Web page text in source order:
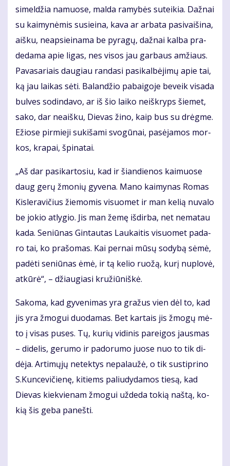
si­mel­džia na­muo­se, mal­da ra­my­bės su­tei­kia. Daž­nai
su kai­my­nė­mis su­si­ei­na, ka­va ar ar­ba­ta pa­si­vai­ši­na,
aiš­ku, neap­si­ei­na­ma be py­ra­gų, daž­nai kal­ba pra­
de­da­ma apie li­gas, nes vi­sos jau gar­baus am­žiaus.
Pa­va­sa­riais dau­giau ran­da­si pa­si­kal­bė­ji­mų apie tai,
ką jau lai­kas sė­ti. Ba­lan­džio pa­bai­go­je be­veik vi­sa­da
bul­ves so­din­da­vo, ar iš šio lai­ko ne­iš­kryps šie­met,
sa­ko, dar ne­aiš­ku, Die­vas ži­no, kaip bus su drėg­me.
Ežio­se pir­mie­ji su­ki­ša­mi svo­gū­nai, pa­sė­ja­mos mor­
kos, kra­pai, špi­na­tai.
„Aš dar pa­si­kar­to­siu, kad ir šian­die­nos kai­muo­se
daug ge­rų žmo­nių gy­ve­na. Ma­no kai­my­nas Ro­mas
Kis­le­ra­vi­čius žie­mo­mis vi­suo­met ir man ke­lią nu­va­lo
be jo­kio at­ly­gio. Jis man že­mę iš­dir­ba, net ne­ma­tau
ka­da. Se­niū­nas Gin­tau­tas Lau­kai­tis vi­suo­met pa­da­
ro tai, ko pra­šo­mas. Kai per­nai mū­sų so­dy­bą sė­mė,
pa­dė­ti se­niū­nas ėmė, ir tą ke­lio ruo­žą, ku­rį nu­plo­vė,
at­kū­rė“, – džiau­gia­si kru­žiū­niš­kė.
Sa­ko­ma, kad gy­ve­ni­mas yra gra­žus vien dėl to, kad
jis yra žmo­gui duo­da­mas. Bet kar­tais jis žmo­gų mė­
to į vi­sas pu­ses. Tų, ku­rių vi­di­nis pa­rei­gos jaus­mas
– di­de­lis, ge­ru­mo ir pa­do­ru­mo juo­se nuo to tik di­
dė­ja. Ar­ti­mų­jų ne­tek­tys ne­pa­lau­žė, o tik su­stip­ri­no
S.Kun­ce­vi­čie­nę, ki­tiems pa­liu­dy­da­mos tie­są, kad
Die­vas kiek­vie­nam žmo­gui už­de­da to­kią naš­tą, ko­
kią šis ge­ba pa­neš­ti.